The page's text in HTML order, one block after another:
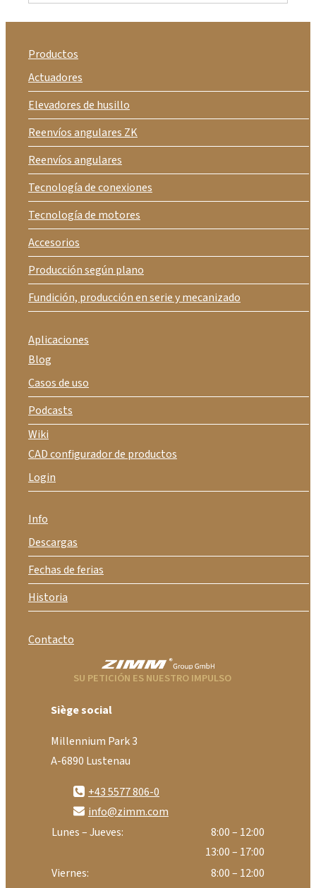
Productos
Actuadores
Elevadores de husillo
Reenvíos angulares ZK
Reenvíos angulares
Tecnología de conexiones
Tecnología de motores
Accesorios
Producción según plano
Fundición, producción en serie y mecanizado
Aplicaciones
Blog
Casos de uso
Podcasts
Wiki
CAD configurador de productos
Login
Info
Descargas
Fechas de ferias
Historia
Contacto
SU PETICIÓN ES NUESTRO IMPULSO
Siège social
Millennium Park 3
A-6890 Lustenau
+43 5577 806-0
info@zimm.com
Lunes – Jueves:
8:00 – 12:00
13:00 – 17:00
Viernes:
8:00 – 12:00